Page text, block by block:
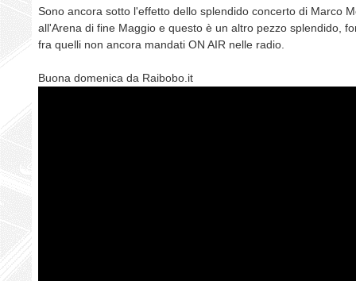
Sono ancora sotto l'effetto dello splendido concerto di Marco
all'Arena di fine Maggio e questo è un altro pezzo splendido,
fra quelli non ancora mandati ON AIR nelle radio.
Buona domenica da Raibobo.it